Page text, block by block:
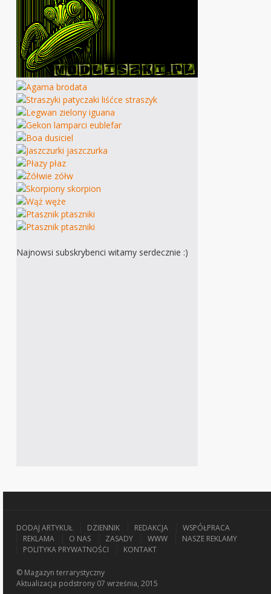
Najnowsi subskrybenci witamy serdecznie :)
DODAJ ARTYKUŁ DZIENNIK REDAKCJA
WSPÓŁPRACA
REKLAMA
O NAS ZASADY WWW
NASZE REKLAMY
POLITYKA PRYWATNOŚCI
KONTAKT
© Magazyn terrarystyczny
Aktualizacja podstrony 07 września, 2015